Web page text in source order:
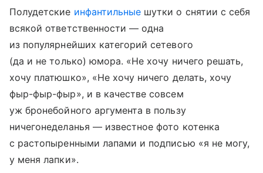
Полудетские инфантильные шутки о снятии с себя
всякой ответственности — одна
из популярнейших категорий сетевого
(да и не только) юмора. «Не хочу ничего решать,
хочу платюшко», «Не хочу ничего делать, хочу
фыр-фыр-фыр», и в качестве совсем
уж бронебойного аргумента в пользу
ничегонеделанья — известное фото котенка
с растопыренными лапами и подписью «я не могу,
у меня лапки».